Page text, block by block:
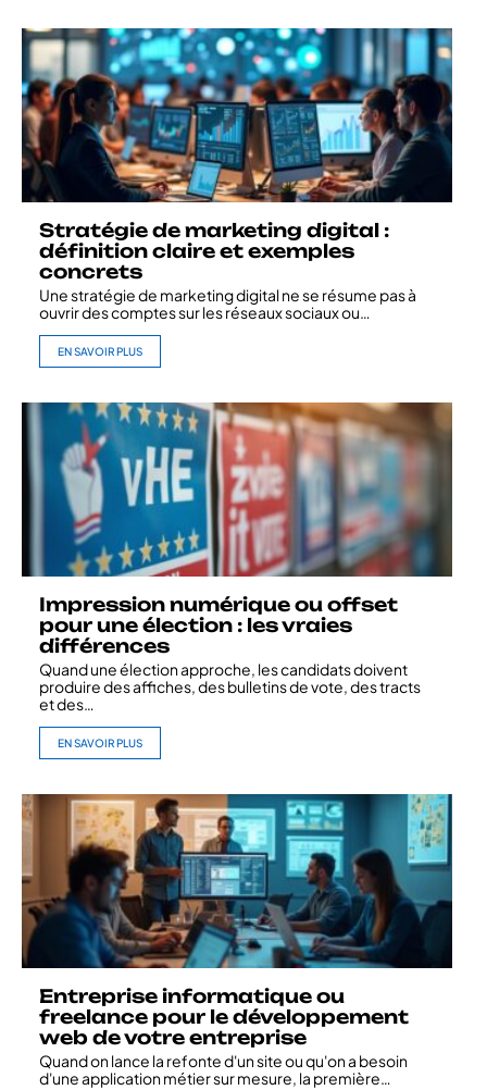
Stratégie de marketing digital :
définition claire et exemples
concrets
Une stratégie de marketing digital ne se résume pas à
ouvrir des comptes sur les réseaux sociaux ou…
EN SAVOIR PLUS
Impression numérique ou offset
pour une élection : les vraies
différences
Quand une élection approche, les candidats doivent
produire des affiches, des bulletins de vote, des tracts
et des…
EN SAVOIR PLUS
Entreprise informatique ou
freelance pour le développement
web de votre entreprise
Quand on lance la refonte d'un site ou qu'on a besoin
d'une application métier sur mesure, la première…